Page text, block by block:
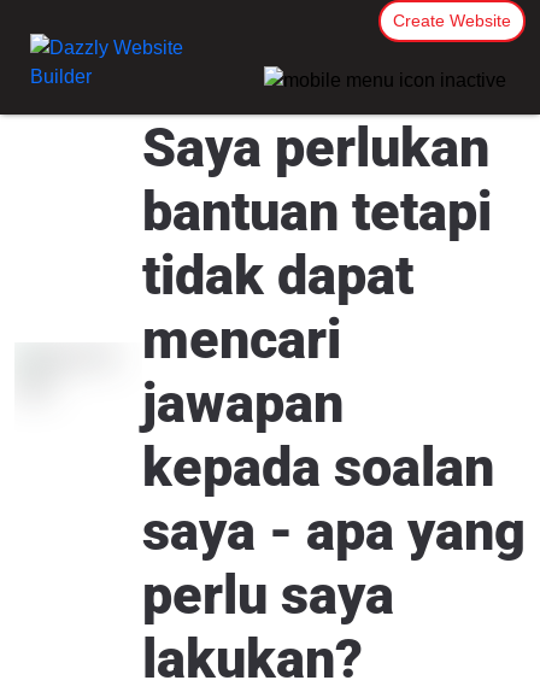
Create Website
Saya perlukan
bantuan tetapi
tidak dapat
mencari
jawapan
kepada soalan
saya - apa yang
perlu saya
lakukan?